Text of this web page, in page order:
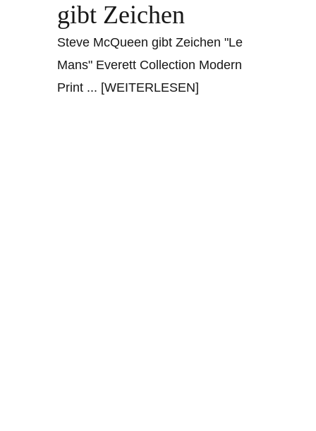
gibt Zeichen
Steve McQueen gibt Zeichen "Le
Mans" Everett Collection Modern
Print ... [WEITERLESEN]